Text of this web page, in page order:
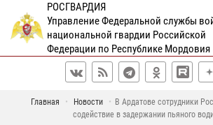
РОСГВАРДИЯ
Управление Федеральной службы
национальной гвардии Российской
Федерации по Республике Мордовия
Главная Новости
В Ардатове сотрудники
содействие в задержании пьяного